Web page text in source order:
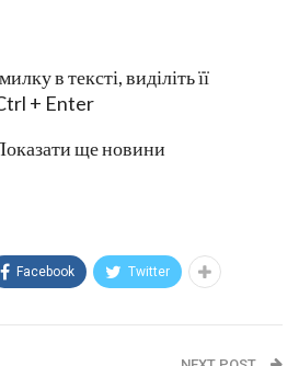
в тексті, виділіть її
+ Enter
ще новини
Facebook Twitter